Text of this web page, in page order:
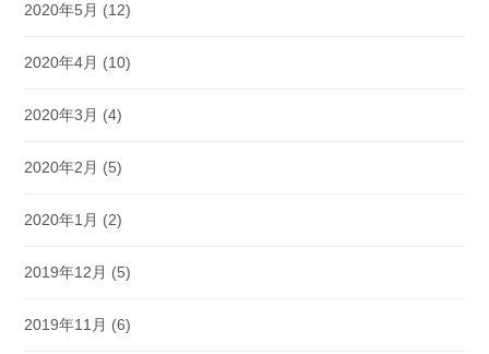
2020年5月 (12)
2020年4月 (10)
2020年3月 (4)
2020年2月 (5)
2020年1月 (2)
2019年12月 (5)
2019年11月 (6)